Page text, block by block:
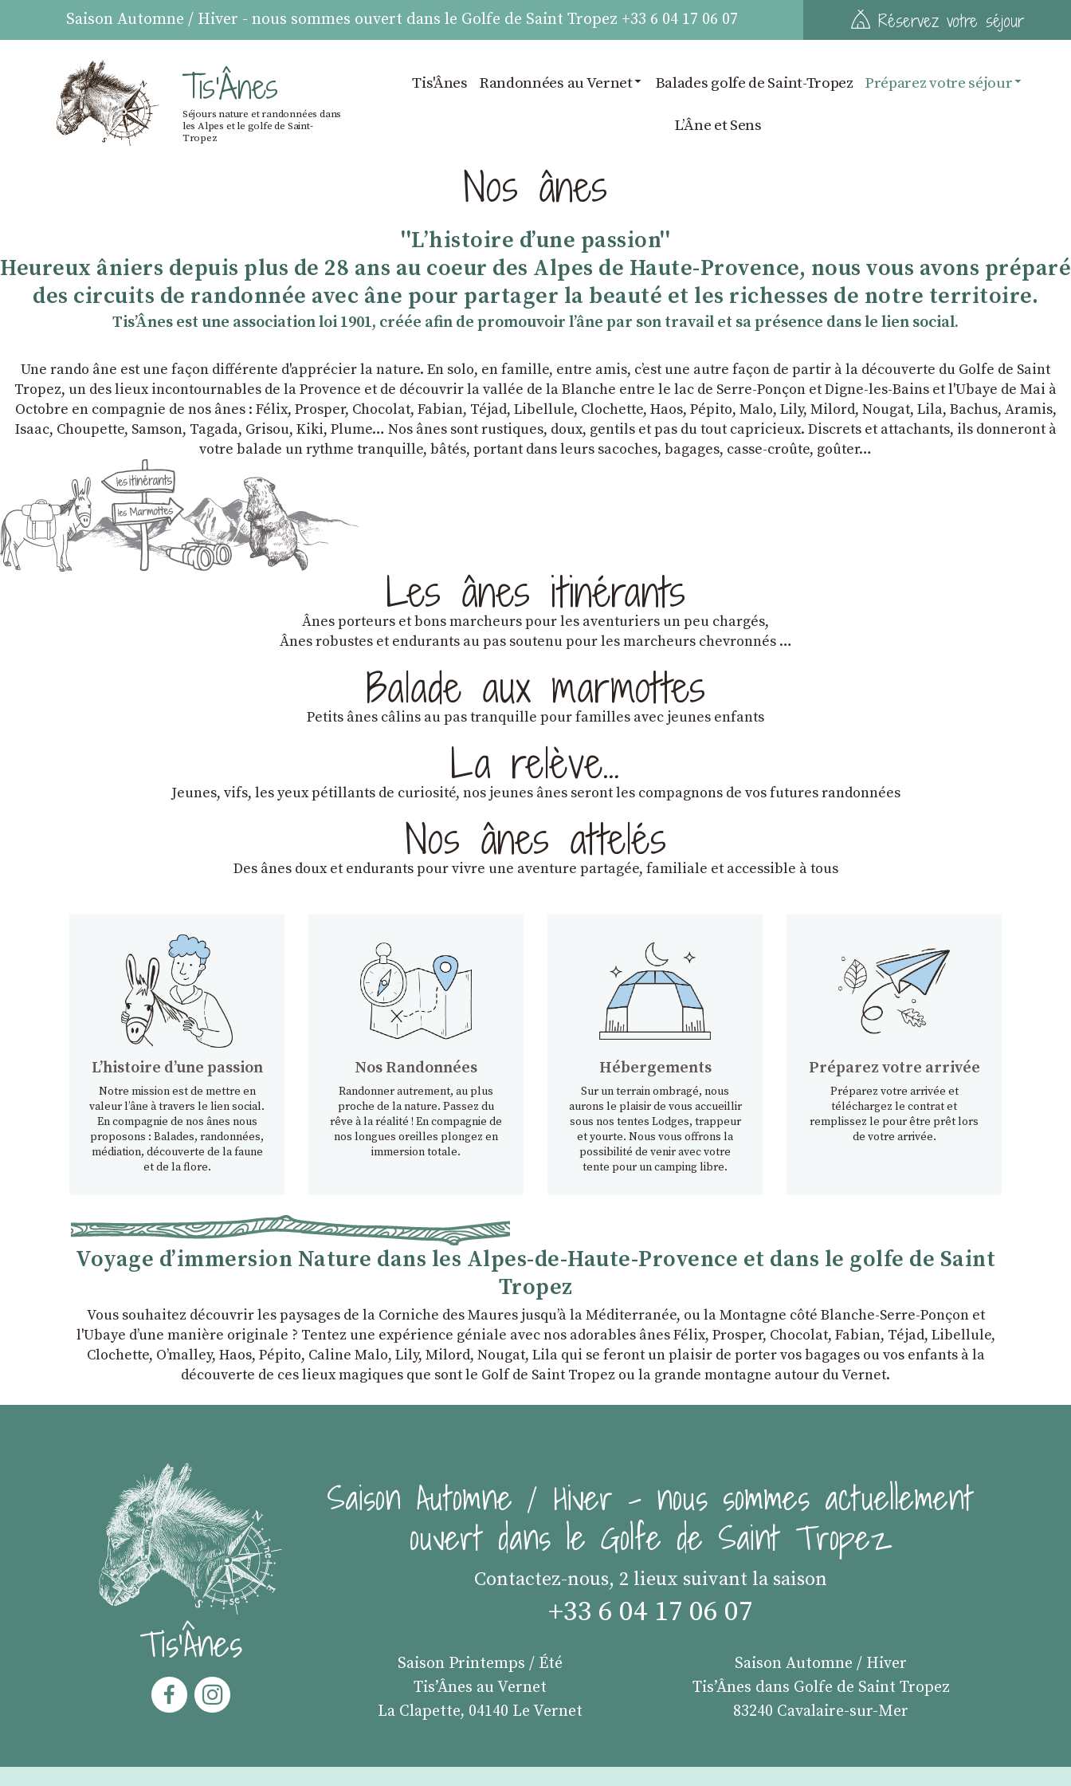
Saison Automne / Hiver - nous sommes ouvert dans le Golfe de Saint Tropez +33 6 04 17 06 07 Réservez votre séjour
Tis'Ânes
Séjours nature et randonnées dans
les Alpes et le golfe de Saint-
Tropez
Tis'Ânes Randonnées au Vernet Balades golfe de Saint-Tropez Préparez votre séjour
LʼÂne et Sens
Nos ânes
''Lʼhistoire dʼune passion''
Heureux âniers depuis plus de 28 ans au coeur des Alpes de Haute-Provence, nous vous avons préparé
des circuits de randonnée avec âne pour partager la beauté et les richesses de notre territoire.
TisʼÂnes est une association loi 1901, créée afin de promouvoir lʼâne par son travail et sa présence dans le lien social.
Une rando âne est une façon différente d'apprécier la nature. En solo, en famille, entre amis, cʼest une autre façon de partir à la découverte du Golfe de Saint
Tropez, un des lieux incontournables de la Provence et de découvrir la vallée de la Blanche entre le lac de Serre-Ponçon et Digne-les-Bains et l'Ubaye de Mai à
Octobre en compagnie de nos ânes : Félix, Prosper, Chocolat, Fabian, Téjad, Libellule, Clochette, Haos, Pépito, Malo, Lily, Milord, Nougat, Lila, Bachus, Aramis,
Isaac, Choupette, Samson, Tagada, Grisou, Kiki, Plume… Nos ânes sont rustiques, doux, gentils et pas du tout capricieux. Discrets et attachants, ils donneront à
votre balade un rythme tranquille, bâtés, portant dans leurs sacoches, bagages, casse-croûte, goûter…
Les ânes itinérants
Ânes porteurs et bons marcheurs pour les aventuriers un peu chargés,
Ânes robustes et endurants au pas soutenu pour les marcheurs chevronnés …
Balade aux marmottes
Petits ânes câlins au pas tranquille pour familles avec jeunes enfants
La relève…
Jeunes, vifs, les yeux pétillants de curiosité, nos jeunes ânes seront les compagnons de vos futures randonnées
Nos ânes attelés
Des ânes doux et endurantspour vivre une aventure partagée, familiale et accessible à tous
Lʼhistoire dʼune passion
Notre mission est de mettre en
valeur l’âne à travers le lien social.
En compagnie de nos ânes nous
proposons : Balades, randonnées,
médiation, découverte de la faune
et de la flore.
Nos Randonnées
Randonner autrement, au plus
proche de la nature. Passez du
rêve à la réalité ! En compagnie de
nos longues oreilles plongez en
immersion totale.
Hébergements
Sur un terrain ombragé, nous
aurons le plaisir de vous accueillir
sous nos tentes Lodges, trappeur
et yourte. Nous vous offrons la
possibilité de venir avec votre
tente pour un camping libre.
Préparez votre arrivée
Préparez votre arrivée et
téléchargez le contrat et
remplissez le pour être prêt lors
de votre arrivée.
Voyage d’immersion Nature dans les Alpes-de-Haute-Provence et dans le golfe de Saint
Tropez
Vous souhaitez découvrir les paysages de la Corniche des Maures jusqu’à la Méditerranée, ou la Montagne côté Blanche-Serre-Ponçon et
l'Ubaye dʼune manière originale ? Tentez une expérience géniale avec nos adorables ânes Félix, Prosper, Chocolat, Fabian, Téjad, Libellule,
Clochette, Oʼmalley, Haos, Pépito, Caline Malo, Lily, Milord, Nougat, Lila qui se feront un plaisir de porter vos bagages ou vos enfants à la
découverte de ces lieux magiques que sont le Golf de Saint Tropez ou la grande montagne autour du Vernet.
Tis'Ânes
Saison Automne / Hiver - nous sommes actuellement
ouvert dans le Golfe de Saint Tropez
Contactez-nous, 2 lieux suivant la saison
+33 6 04 17 06 07
Saison Printemps / Été
Tis’Ânes au Vernet
La Clapette, 04140 Le Vernet
Saison Automne / Hiver
Tis’Ânes dans Golfe de Saint Tropez
83240 Cavalaire-sur-Mer